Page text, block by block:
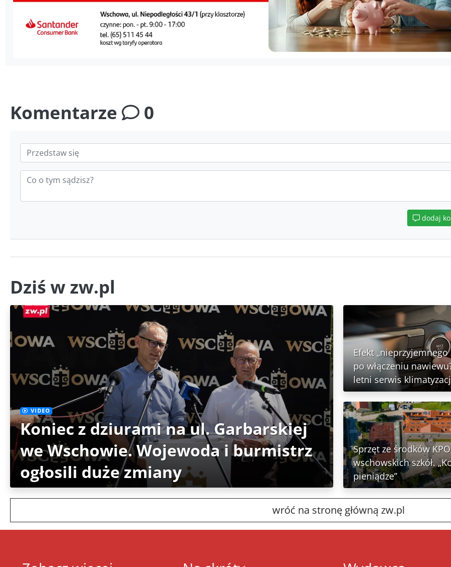
Komentarze 0
dodaj
Dziś w zw.pl
VIDEO
Koniec z dziurami na ul. Garbarskiej
we Wschowie. Wojewoda i burmistrz
ogłosili duże zmiany
Efekt „nieprzyjemnego
po włączeniu
letni serwis
Sprzęt ze środków
wschowskich szkół.
pieniądze”
wróć na stronę główną zw.pl